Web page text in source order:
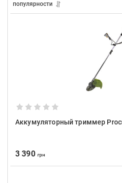
популярности
Аккумуляторный триммер
3 390 грн